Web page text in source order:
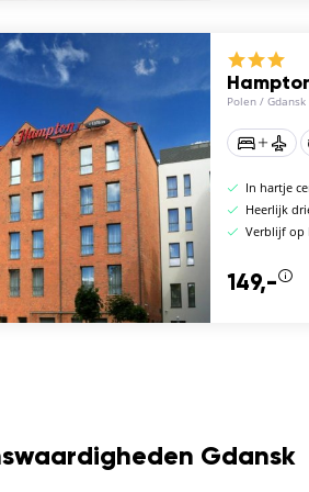
Polen / Gdansk
In hartje centum
Heerlijk
Verblijf op basis
149,-
Gdansk